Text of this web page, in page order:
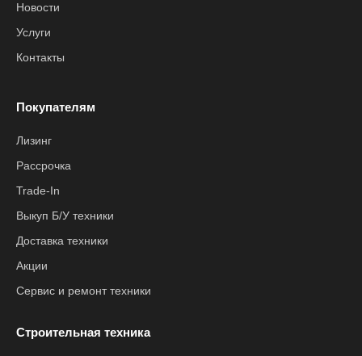
Новости
Услуги
Контакты
Покупателям
Лизинг
Рассрочка
Trade-In
Выкуп Б/У техники
Доставка техники
Акции
Сервис и ремонт техники
Строительная техника